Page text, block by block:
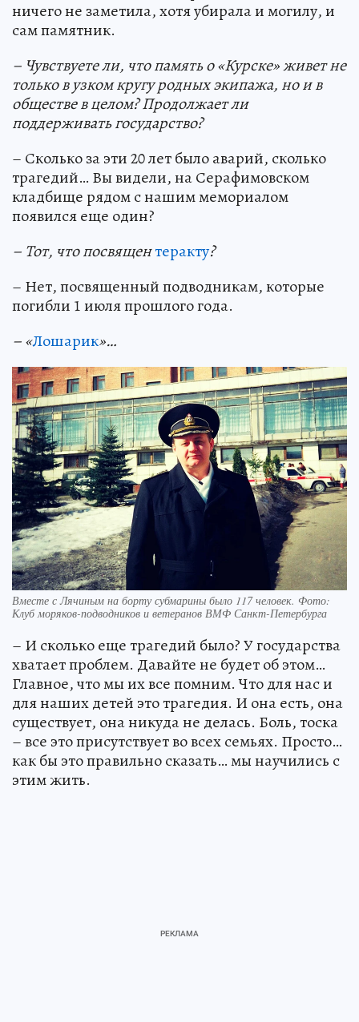
ничего не заметила, хотя убирала и могилу, и
сам памятник.
– Чувствуете ли, что память о «Курске» живет не
только в узком кругу родных экипажа, но и в
обществе в целом? Продолжает ли
поддерживать государство?
– Сколько за эти 20 лет было аварий, сколько
трагедий… Вы видели, на Серафимовском
кладбище рядом с нашим мемориалом
появился еще один?
– Тот, что посвящентеракту?
– Нет, посвященный подводникам, которые
погибли 1 июля прошлого года.
– «Лошарик»…
Вместе с Лячиным на борту субмарины было 117 человек. Фото:
Клуб моряков-подводников и ветеранов ВМФ Санкт-Петербурга
– И сколько еще трагедий было? У государства
хватает проблем. Давайте не будет об этом…
Главное, что мы их все помним. Что для нас и
для наших детей это трагедия. И она есть, она
существует, она никуда не делась. Боль, тоска
– все это присутствует во всех семьях. Просто…
как бы это правильно сказать… мы научились с
этим жить.